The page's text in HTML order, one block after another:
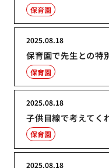
保育園
保育園で先生との特
2025.08.18
保育園
子供目線で考えてく
2025.08.18
保育園
2025.08.18